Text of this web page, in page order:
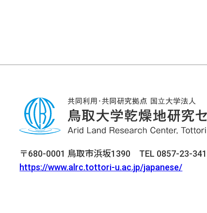
〒680-0001 鳥取市浜坂1390 TEL 0857-23-
https://www.alrc.tottori-u.ac.jp/japanese/